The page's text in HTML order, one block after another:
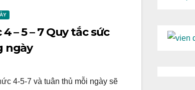
– 5 – 7 Quy tắc sức
ngày
4-5-7 và tuân thủ mỗi ngày sẽ